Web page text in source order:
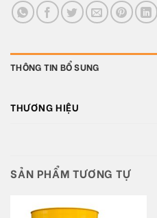
THÔNG TIN BỔ SUNG
THƯƠNG HIỆU
SẢN PHẨM TƯƠNG TỰ